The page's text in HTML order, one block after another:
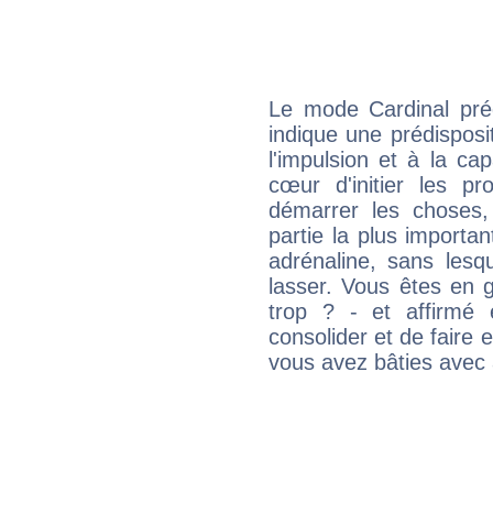
Le mode Cardinal
indique une
l'impulsion et à la
cœur d'initier les
démarrer les
partie la plus
adrénaline, sans
lasser. Vous êtes en
trop ? - et affirmé
consolider et de faire
vous avez bâties avec